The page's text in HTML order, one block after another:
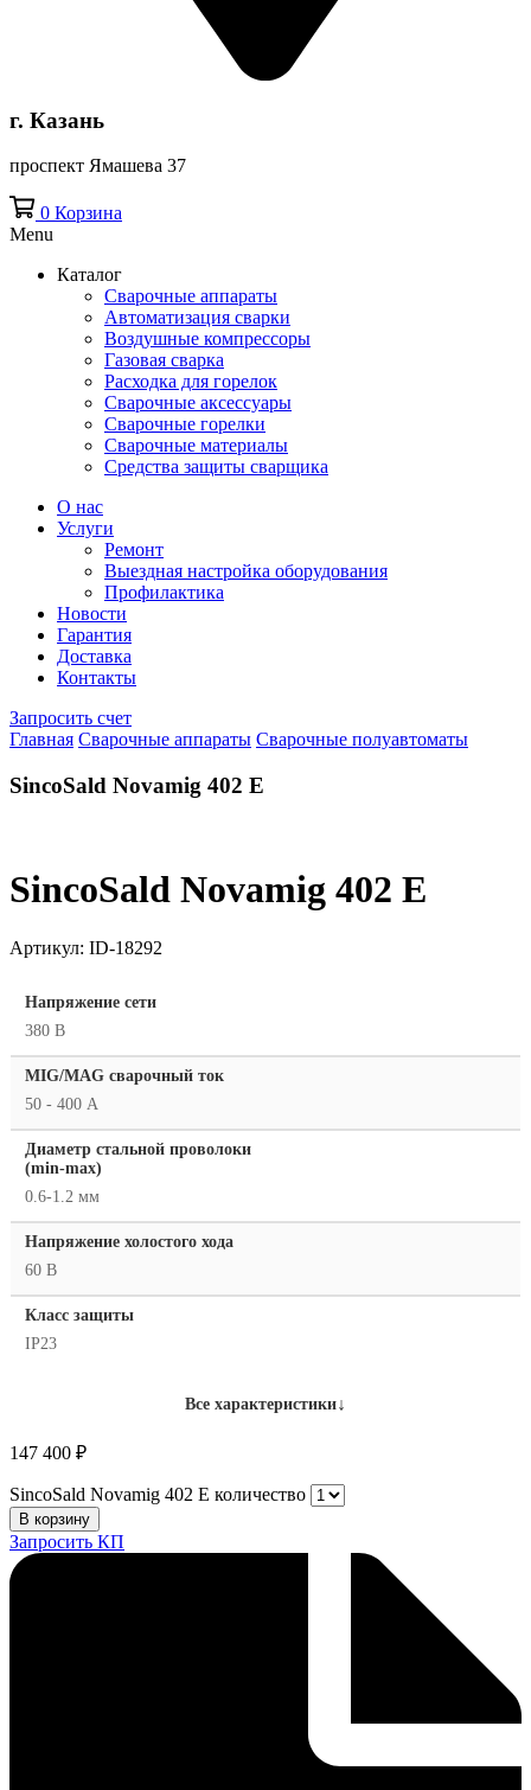
г. Казань
проспект Ямашева 37
0 Корзина
Menu
Каталог
Сварочные аппараты
Автоматизация сварки
Воздушные компрессоры
Газовая сварка
Расходка для горелок
Сварочные аксессуары
Сварочные горелки
Сварочные материалы
Средства защиты сварщика
О нас
Услуги
Ремонт
Выездная настройка оборудования
Профилактика
Новости
Гарантия
Доставка
Контакты
Запросить счет
Главная Сварочные аппараты Сварочные полуавтоматы
SincoSald Novamig 402 E
SincoSald Novamig 402 E
Артикул: ID-18292
Напряжение сети
380 В
MIG/MAG cварочный ток
50 - 400 А
Диаметр стальной проволоки
(min-max)
0.6-1.2 мм
Напряжение холостого хода
60 В
Класс защиты
IP23
Все характеристики↓
147 400 ₽
SincoSald Novamig 402 E количество
В корзину
Запросить КП